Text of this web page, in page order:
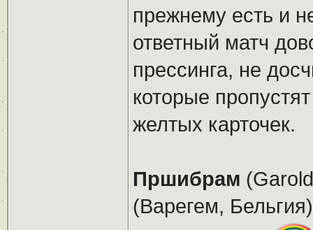
прежнему есть и
ответный матч
прессинга, не
которые
желтых карточек.
Пршибрам
(Варегем,